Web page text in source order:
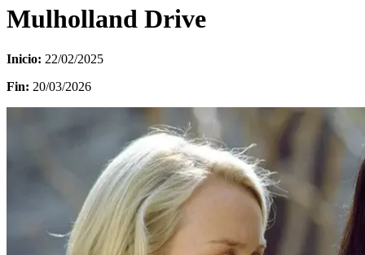
Mulholland Drive
Inicio: 22/02/2025
Fin: 20/03/2026